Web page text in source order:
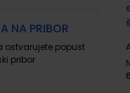
NA PRIBOR
ostvarujete popust
pribor